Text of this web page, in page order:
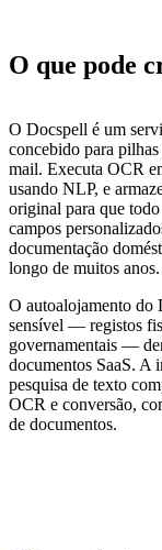
O que pode
O Docspell é um
concebido para
mail. Executa OCR
usando NLP, e
original para que
campos
documentação
longo de muitos anos.
O autoalojamento do
sensível — registos
governamentais —
documentos SaaS. A
pesquisa de texto
OCR e conversão,
de documentos.